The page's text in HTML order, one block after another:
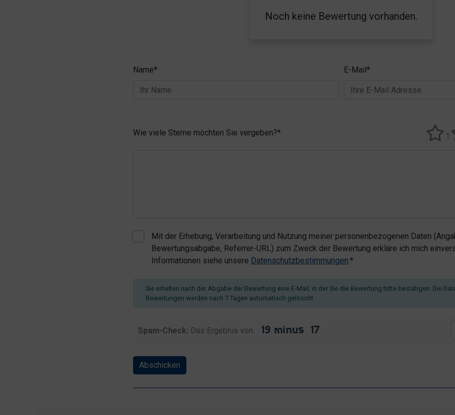
Noch keine Bewertung vorhanden.
Name* E-Mail*
Wie viele Sterne möchten Sie vergeben?* 1
Mit der Erhebung, Verarbeitung und Nutzung meiner personenbezogenen Daten
Bewertungsabgabe, Referrer-URL) zum Zweck der Bewertung erkläre ich mich
Informationen siehe unsere Datenschutzbestimmungen.*
Sie erhalten nach der Abgabe der Bewertung eine E-Mail, in der Sie die Bewertung bitte bestätigen. Die
Bewertungen werden nach 7 Tagen automatisch gelöscht.
Spam-Check: Das Ergebnis von
Abschicken